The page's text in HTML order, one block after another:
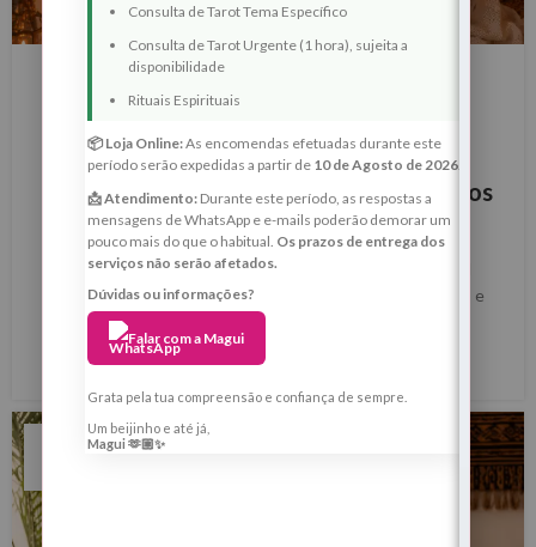
Lua Cheia de 31 de Maio de 2026 em
Libertação Emocional, Quebra de
Bloqueios e Abertura de Novos Caminhos
Margarida Fernandes 0
Lua Cheia de 31 de Maio de 2026 em Sagitário — Ritual
Espiritual de Libertação Emocional, Quebra de Bloqueios e
Abertura de Novos Camin...
LER MAIS
Consulta de Tarot Tema Específico
Consulta de Tarot Urgente (1 hora), sujeita a
disponibilidade
Rituais Espirituais
📦 Loja Online:As encomendas efetuadas durante este
período serão expedidas a partir de 10 de Agosto de 2026.
📩 Atendimento:Durante este período, as respostas a
mensagens de WhatsApp e e-mails poderão demorar um
pouco mais do que o habitual. Os prazos de entrega dos
serviços não serão afetados.
Dúvidas ou informações?
Falar com a Magui
Grata pela tua compreensão e confiança de sempre.
Um beijinho e até já,
Magui 🫶🏼✨